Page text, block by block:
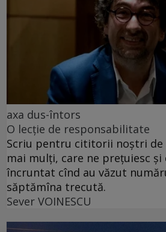
axa dus-întors
O lecție de responsabilitate
Scriu pentru cititorii noștri de
mai mulți, care ne prețuiesc și
încruntat cînd au văzut
săptămîna trecută.
Sever VOINESCU